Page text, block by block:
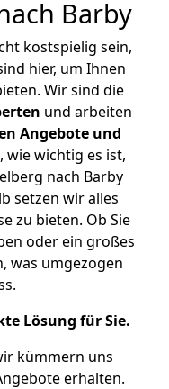
Barby
kostspielig sein,
hier, um Ihnen
Wir sind die
und arbeiten
Angebote und
wie wichtig es ist,
nach Barby
setzen wir alles
zu bieten. Ob Sie
oder ein großes
was umgezogen
Lösung für Sie.
kümmern uns
erhalten.